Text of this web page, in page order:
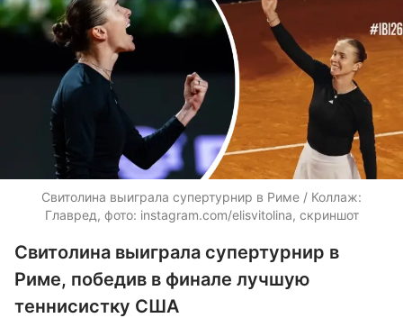
Свитолина выиграла супертурнир в Риме / Коллаж:
Главред, фото: instagram.com/elisvitolina, скриншот
Свитолина выиграла супертурнир в
Риме, победив в финале лучшую
теннисистку США